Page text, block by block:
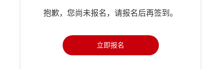
抱歉，您尚未报名，请报名后再签到。
立即报名